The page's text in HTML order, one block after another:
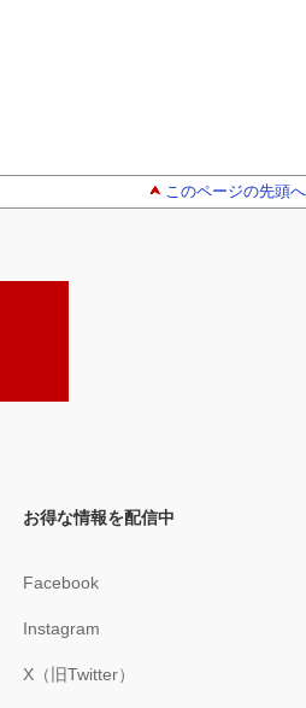
このページの先頭へ
お得な情報を配信中
Facebook
Instagram
X（旧Twitter）